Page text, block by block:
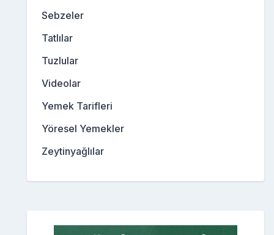
Sebzeler
Tatlılar
Tuzlular
Videolar
Yemek Tarifleri
Yöresel Yemekler
Zeytinyağlılar